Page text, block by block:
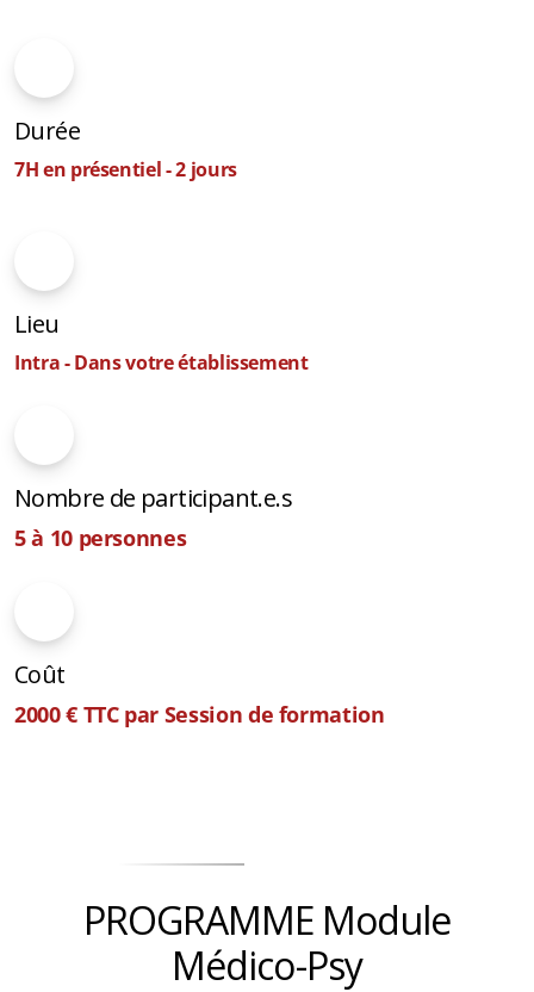
Durée
7H en présentiel - 2 jours
Lieu
Intra - Dans votre établissement
Nombre de participant.e.s
5 à 10 personnes
Coût
2000 € TTC par Session de formation
PROGRAMME Module
Médico-Psy